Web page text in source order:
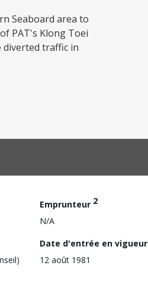
Seaboard area to
PAT's Klong Toei
traffic in
Emprunteur 2
N/A
Date d'entrée en vigueur
12 août 1981